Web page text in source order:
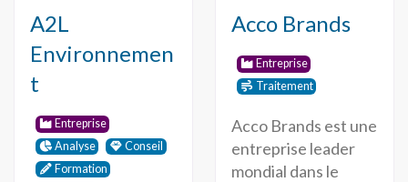
A2L
Environnemen
t
Entreprise
Analyse
Conseil
Formation
Acco Brands
Entreprise
Traitement
Acco Brands est une
entreprise leader
mondial dans le